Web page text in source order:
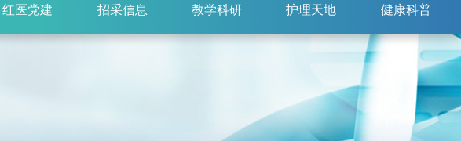
红医党建 招采信息 教学科研 护理天地 健康科普